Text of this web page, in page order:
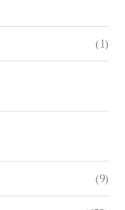
(1)
(9)